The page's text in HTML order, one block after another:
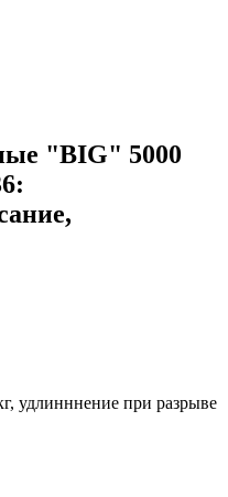
"BIG" 5000
удлинннение при разрыве